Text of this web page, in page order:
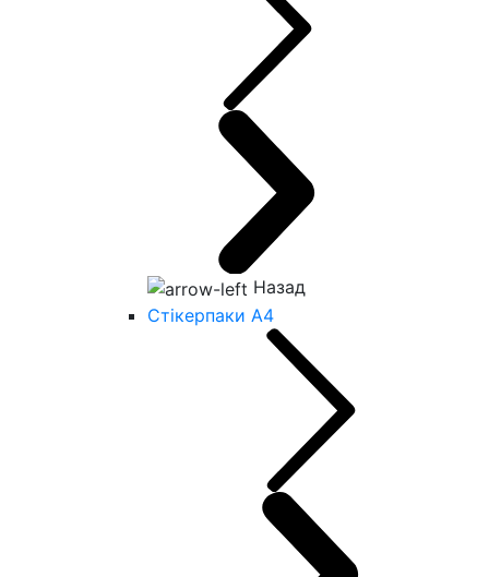
Назад
Стікерпаки А4